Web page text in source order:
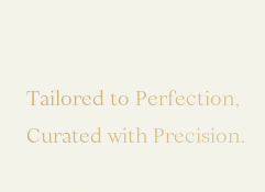
Tailored to Perfection,
Curated with Precision.